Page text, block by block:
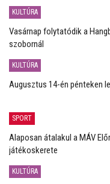
KULTÚRA
Vasárnap folytatódik a
szobornál
KULTÚRA
Augusztus 14-én pénteken
SPORT
Alaposan átalakul a MÁV
játékoskerete
KULTÚRA